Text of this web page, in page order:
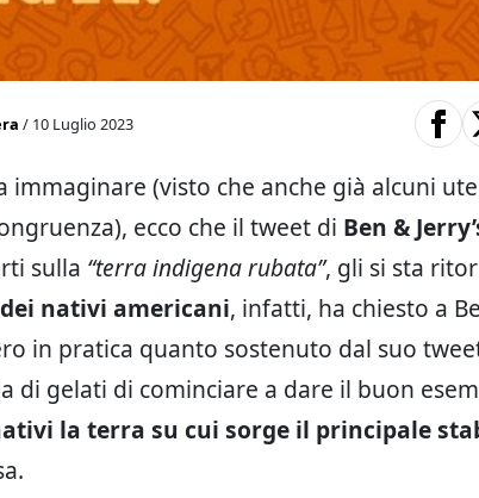
/ 10 Luglio 2023
immaginare (visto che anche già alcuni
ecco che il tweet di Ben &
sulla “terra indigena rubata”, gli si sta
nativi americani, infatti, ha chiesto a
in pratica quanto sostenuto dal suo
di gelati di cominciare a dare il buon
la terra su cui sorge il principale